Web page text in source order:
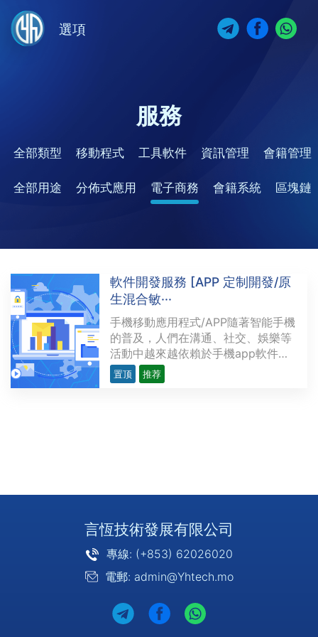
選項
服務
全部類型 移動程式 工具軟件 資訊管理 會籍管理
全部用途 分佈式應用 電子商務 會籍系統 區塊鏈
軟件開發服務 [APP 定制開發/原
生混合敏···
手機移動應用程式/APP隨著智能手機
的普及，人們在溝通、社交、娛樂等
活動中越來越依賴於手機app軟件
（app，英文application的簡稱，即
應用軟件，通常是指iPhone、安卓等
置顶 推荐
言恆技術發展有限公司
專線: (+853) 62026020
電郵: admin@Yhtech.mo